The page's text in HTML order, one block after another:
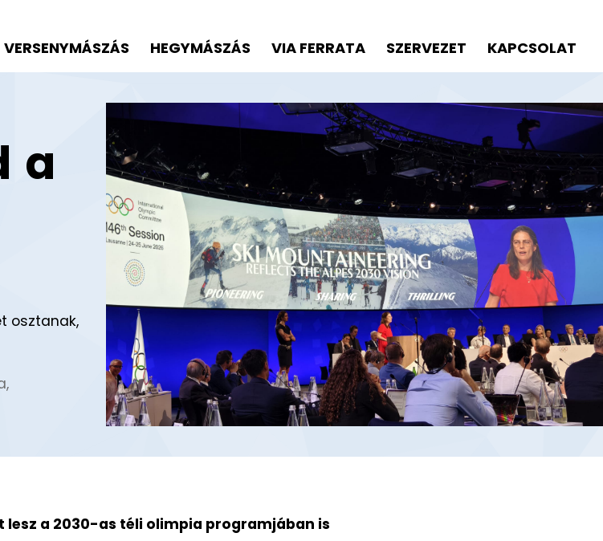
VERSENYMÁSZÁS HEGYMÁSZÁS VIA FERRATA SZERVEZET KAPCSOLAT
a
osztanak,
,
a 2030-as téli olimpia programjában is